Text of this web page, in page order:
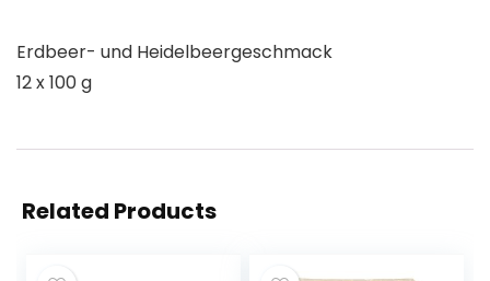
Erdbeer- und Heidelbeergeschmack
12 x 100 g
Related Products